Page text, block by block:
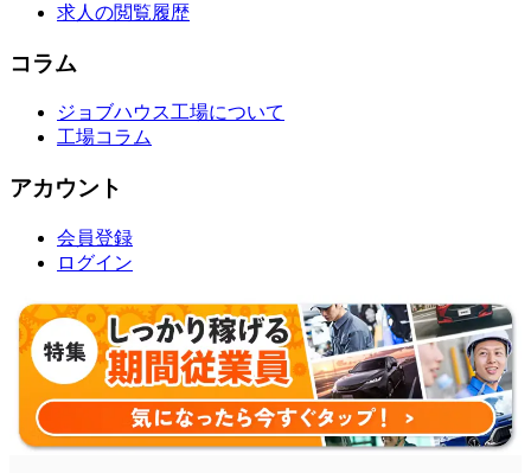
求人の閲覧履歴
コラム
ジョブハウス工場について
工場コラム
アカウント
会員登録
ログイン